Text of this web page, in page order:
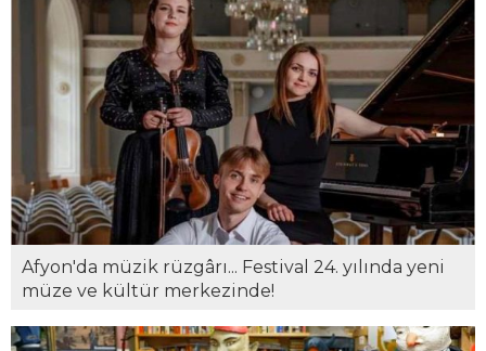
Afyon'da müzik rüzgârı... Festival 24. yılında yeni
müze ve kültür merkezinde!